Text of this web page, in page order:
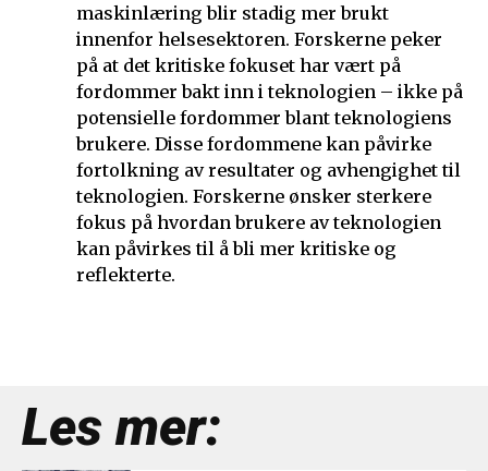
maskinlæring blir stadig mer brukt
innenfor helsesektoren. Forskerne peker
på at det kritiske fokuset har vært på
fordommer bakt inn i teknologien – ikke på
potensielle fordommer blant teknologiens
brukere. Disse fordommene kan påvirke
fortolkning av resultater og avhengighet til
teknologien. Forskerne ønsker sterkere
fokus på hvordan brukere av teknologien
kan påvirkes til å bli mer kritiske og
reflekterte.
Les mer: